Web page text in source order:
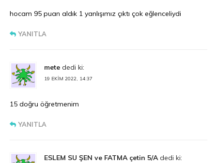
hocam 95 puan aldık 1 yanlışımız çıktı çok eğlenceliydi
YANITLA
mete dedi ki:
19 EKIM 2022, 14:37
15 doğru öğretmenim
YANITLA
ESLEM SU ŞEN ve FATMA çetin 5/A dedi ki: